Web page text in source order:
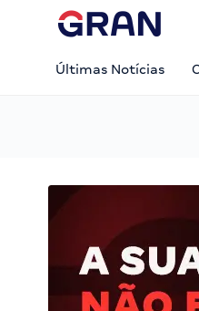
Últimas Notícias